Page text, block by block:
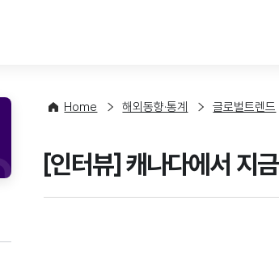
Home 해외동향·통계 글로벌트렌드
[인터뷰] 캐나다에서 지